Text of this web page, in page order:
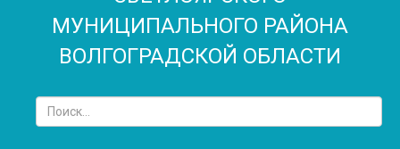
МУНИЦИПАЛЬНОГО РАЙОНА
ВОЛГОГРАДСКОЙ ОБЛАСТИ